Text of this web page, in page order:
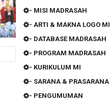
- MISI MADRASAH
- ARTI & MAKNA LOGO MI
- DATABASE MADRASAH
- PROGRAM MADRASAH
- KURIKULUM MI
- SARANA & PRASARANA
- PENGUMUMAN